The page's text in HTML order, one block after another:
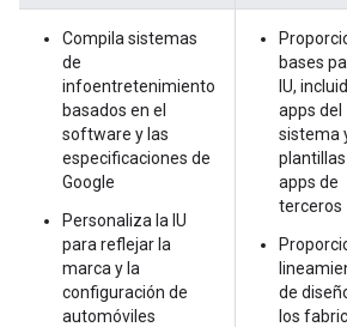
Compila sistemas
de
infoentretenimiento
basados en el
software y las
especificaciones de
Google
Personaliza la IU
para reflejar la
marca y la
configuración de
automóviles
bases
IU,
apps del
sistema
apps de
terceros
de
los